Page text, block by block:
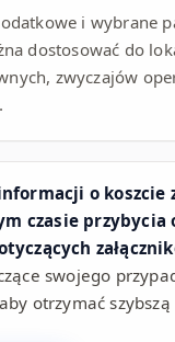
i wybrane
dostosować do
zwyczajów
o koszcie
czasie przybycia
swojego
otrzymać szybszą